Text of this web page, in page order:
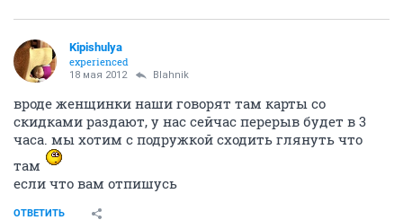
Kipishulyа
experienced
18 мая 2012 Blahnik
вроде женщинки наши говорят там карты со
скидками раздают, у нас сейчас перерыв будет в 3
часа. мы хотим с подружкой сходить глянуть что
там
если что вам отпишусь
ОТВЕТИТЬ